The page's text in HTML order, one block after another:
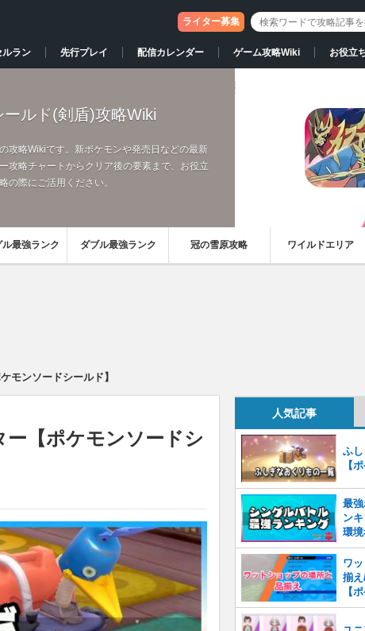
ライター募集
ルラン 先行プレイ 配信カレンダー ゲーム攻略Wiki お役立
ルド(剣盾)攻略Wiki
攻略Wikiです。新ポケモンや発売日などの最新
攻略チャートからクリア後の要素まで、お役立
の際にご活用ください。
ル最強ランク ダブル最強ランク 冠の雪原攻略 ワイルドエリア
モンソードシールド】
【ポケモンソードシ
人気記事
ふ
【
最
ン
環境
ワ
揃
【